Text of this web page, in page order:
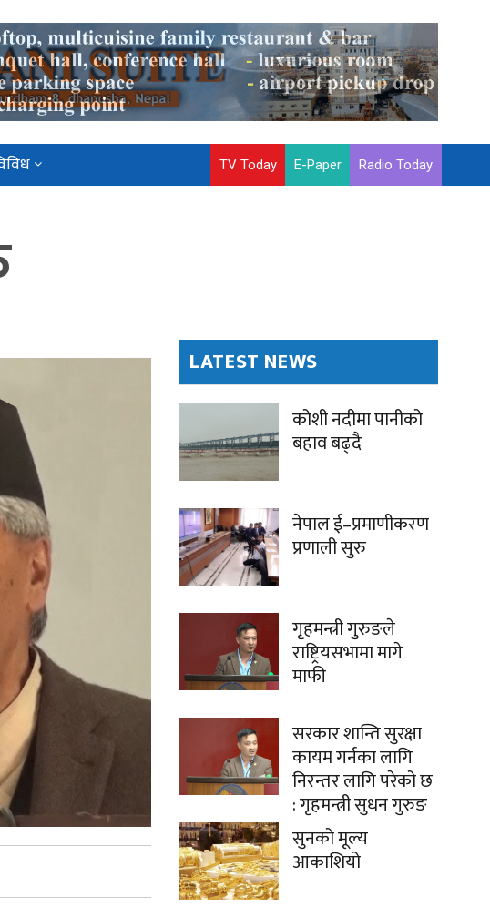
TV Today E-Paper Radio Today
LATEST NEWS
कोशी नदीमा पानीको
बहाव बढ्दै
नेपाल ई–प्रमाणीकरण
प्रणाली सुरु
गृहमन्त्री गुरुङले
राष्ट्रियसभामा मागे
माफी
सरकार शान्ति सुरक्षा
कायम गर्नका लागि
निरन्तर लागि परेको छ
: गृहमन्त्री सुधन गुरुङ
सुनको मूल्य
आकाशियो